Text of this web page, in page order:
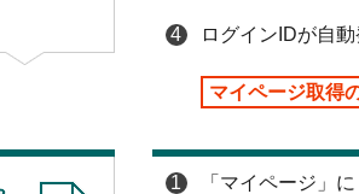
4 ログインIDが自
マイページ取得
1 「マイページ」